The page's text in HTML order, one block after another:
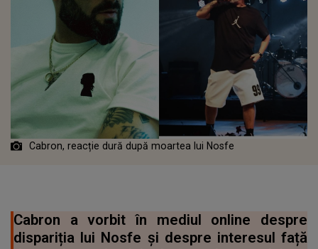
Cabron, reacție dură după moartea lui Nosfe
Cabron a vorbit în mediul online despre
dispariția lui Nosfe și despre interesul față